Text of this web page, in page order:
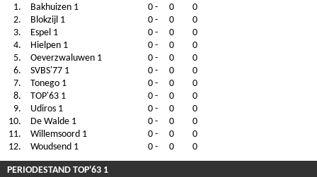
1. Bakhuizen 1 0 - 0
0
2.
Blokzijl 1 0 - 0
0
3.
Espel 1 0 - 0
0
4.
Hielpen 1 0 - 0
0
5.
Oeverzwaluwen 1 0 - 0
0
6.
SVBS'77 1 0 - 0
0
7.
Tonego 1 0 - 0
0
8.
TOP'63 1 0 - 0
0
9.
Udiros 1 0 - 0
0
10.
De Walde 1 0 - 0
0
11.
Willemsoord 1 0 - 0
0
12.
Woudsend 1 0 - 0 0
PERIODESTAND TOP'63 1